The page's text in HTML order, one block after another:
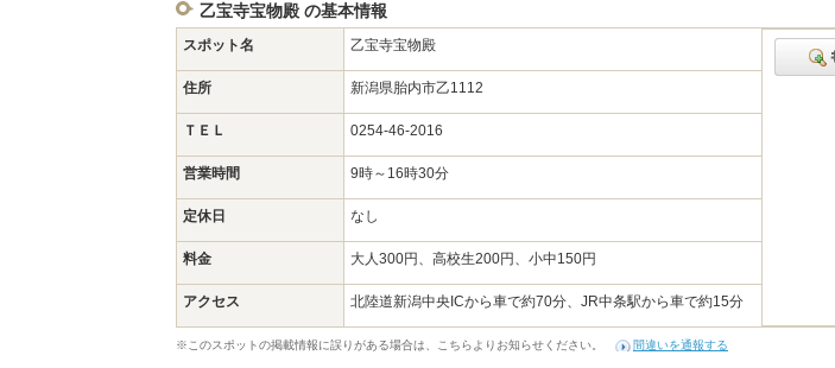
乙宝寺宝物殿 の基本情報
スポット名 乙宝寺宝物殿
住所 新潟県胎内市乙1112
ＴＥＬ 0254-46-2016
営業時間 9時～16時30分
定休日 なし
料金 大人300円、高校生200円、小中150円
アクセス 北陸道新潟中央ICから車で約70分、JR中条駅から車で約15分
※このスポットの掲載情報に誤りがある場合は、こちらよりお知らせください。 間違いを通報する